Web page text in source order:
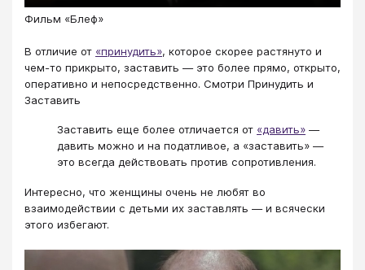
Фильм «Блеф»
В отличие от «принудить», которое скорее растянуто и
чем-то прикрыто, заставить — это более прямо, открыто,
оперативно и непосредственно. Смотри Принудить и
Заставить
Заставить еще более отличается от «давить» —
давить можно и на податливое, а «заставить» —
это всегда действовать против сопротивления.
Интересно, что женщины очень не любят во
взаимодействии с детьми их заставлять — и всячески
этого избегают.